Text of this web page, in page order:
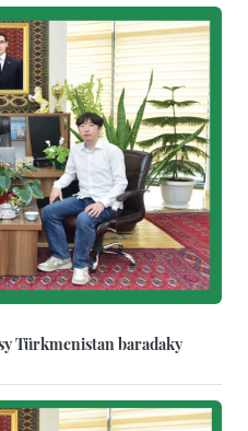
Türkmenistan baradaky